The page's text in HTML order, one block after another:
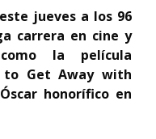
jueves a los 96
carrera en cine y
la película
to Get Away with
honorífico en